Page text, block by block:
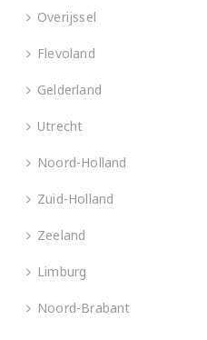
Overijssel
Flevoland
Gelderland
Utrecht
Noord-Holland
Zuid-Holland
Zeeland
Limburg
Noord-Brabant